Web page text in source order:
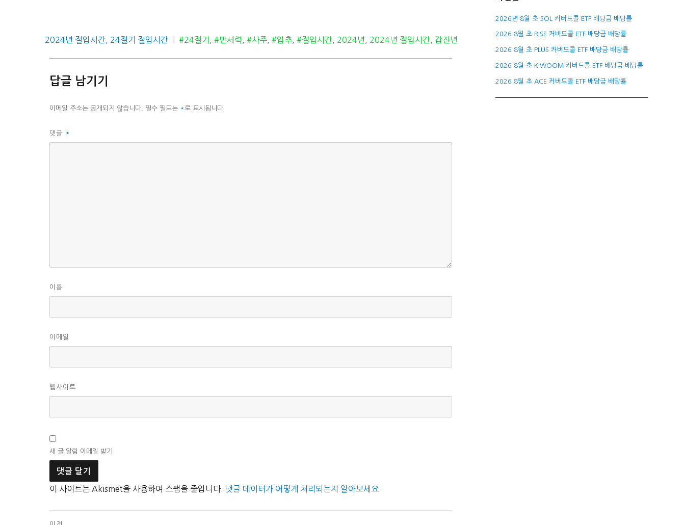
카
리
2024년 절입시간 24절기 절입시간
태
#24절기 ,#만세력 ,#사주 ,#입추 ,#절입시간 2024년 2024년 절입시간 갑진년
답글 남기기
이메일 주소는 공개되지 않습니다. 필수 필드는 *로 표시됩니다
댓글 *
이름
이메일
웹사이트
새 글 알림 이메일 받기
이 사이트는 Akismet을 사용하여 스팸을 줄입니다. 댓글 데이터가 어떻게 처리되는지 알아보세요.
글
2026년 8월 초 SOL 커버드콜 ETF 배당금 배당률
2026 8월 초 RISE 커버드콜 ETF 배당금 배당률
2026 8월 초 PLUS 커버드콜 ETF 배당금 배당률
2026 8월 초 KIWOOM 커버드콜 ETF 배당금 배당률
2026 8월 초 ACE 커버드콜 ETF 배당금 배당률